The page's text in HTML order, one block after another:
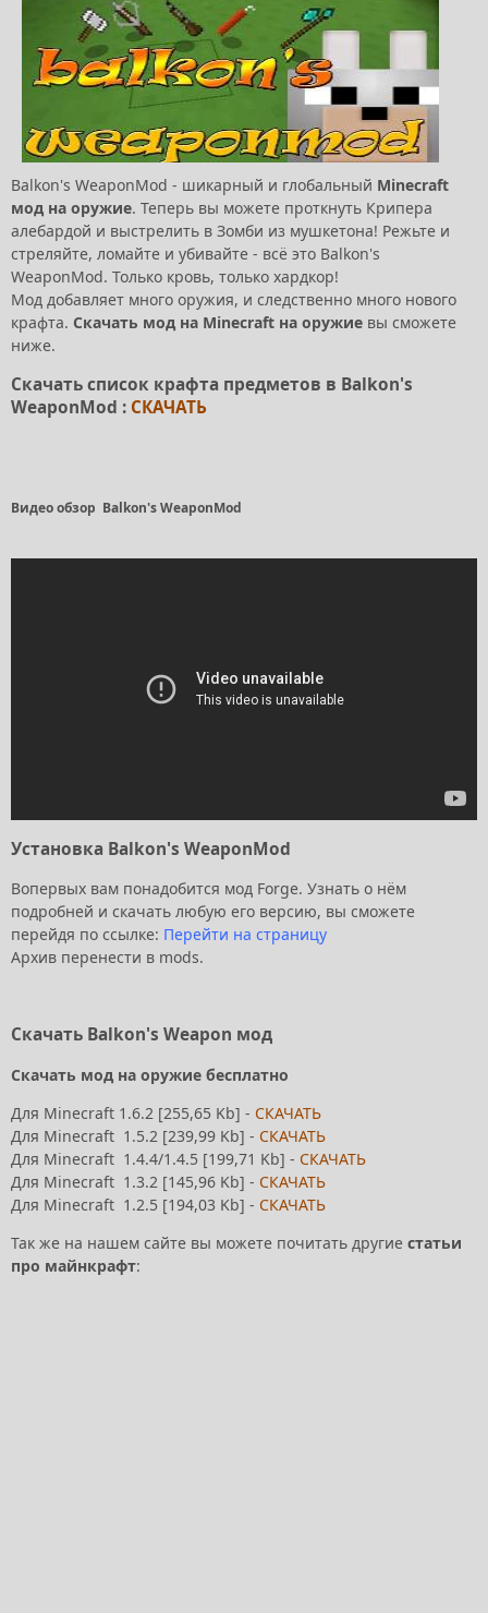
Balkon's WeaponMod - шикарный и глобальный Minecraft
мод на оружие. Теперь вы можете проткнуть Крипера
алебардой и выстрелить в Зомби из мушкетона! Режьте и
стреляйте, ломайте и убивайте - всё это Balkon's
WeaponMod. Только кровь, только хардкор!
Мод добавляет много оружия, и следственно много нового
крафта. Скачать мод на Minecraft на оружие вы сможете
ниже.
Скачать список крафта предметов в Balkon's
WeaponMod : СКАЧАТЬ
Видео обзор Balkon's WeaponMod
Установка Balkon's WeaponMod
Вопервых вам понадобится мод Forge. Узнать о нём
подробней и скачать любую его версию, вы сможете
перейдя по ссылке: Перейти на страницу
Архив перенести в mods.
Скачать Balkon's Weapon мод
Скачать мод на оружие бесплатно
Для Minecraft 1.6.2 [255,65 Kb] - СКАЧАТЬ
Для Minecraft 1.5.2 [239,99 Kb] - СКАЧАТЬ
Для Minecraft 1.4.4/1.4.5 [199,71 Kb] - СКАЧАТЬ
Для Minecraft 1.3.2 [145,96 Kb] - СКАЧАТЬ
Для Minecraft 1.2.5 [194,03 Kb] - СКАЧАТЬ
Так же на нашем сайте вы можете почитать другие статьи
про майнкрафт: